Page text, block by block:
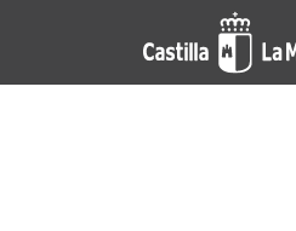
Pasar al contenido principal
Noticias de la